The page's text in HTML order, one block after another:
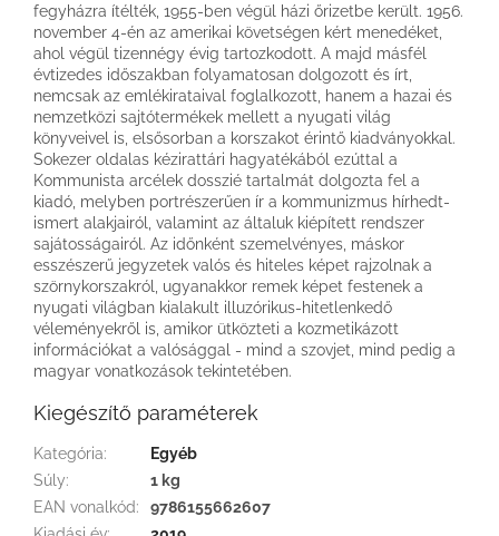
fegyházra ítélték, 1955-ben végül házi őrizetbe került. 1956.
november 4-én az amerikai követségen kért menedéket,
ahol végül tizennégy évig tartozkodott. A majd másfél
évtizedes időszakban folyamatosan dolgozott és írt,
nemcsak az emlékirataival foglalkozott, hanem a hazai és
nemzetközi sajtótermékek mellett a nyugati világ
könyveivel is, elsősorban a korszakot érintő kiadványokkal.
Sokezer oldalas kézirattári hagyatékából ezúttal a
Kommunista arcélek dosszié tartalmát dolgozta fel a
kiadó, melyben portrészerűen ír a kommunizmus hírhedt-
ismert alakjairól, valamint az általuk kiépített rendszer
sajátosságairól. Az időnként szemelvényes, máskor
esszészerű jegyzetek valós és hiteles képet rajzolnak a
szörnykorszakról, ugyanakkor remek képet festenek a
nyugati világban kialakult illuzórikus-hitetlenkedő
véleményekről is, amikor ütközteti a kozmetikázott
információkat a valósággal - mind a szovjet, mind pedig a
magyar vonatkozások tekintetében.
Kiegészítő paraméterek
Kategória:
Egyéb
Súly:
1 kg
EAN vonalkód:
9786155662607